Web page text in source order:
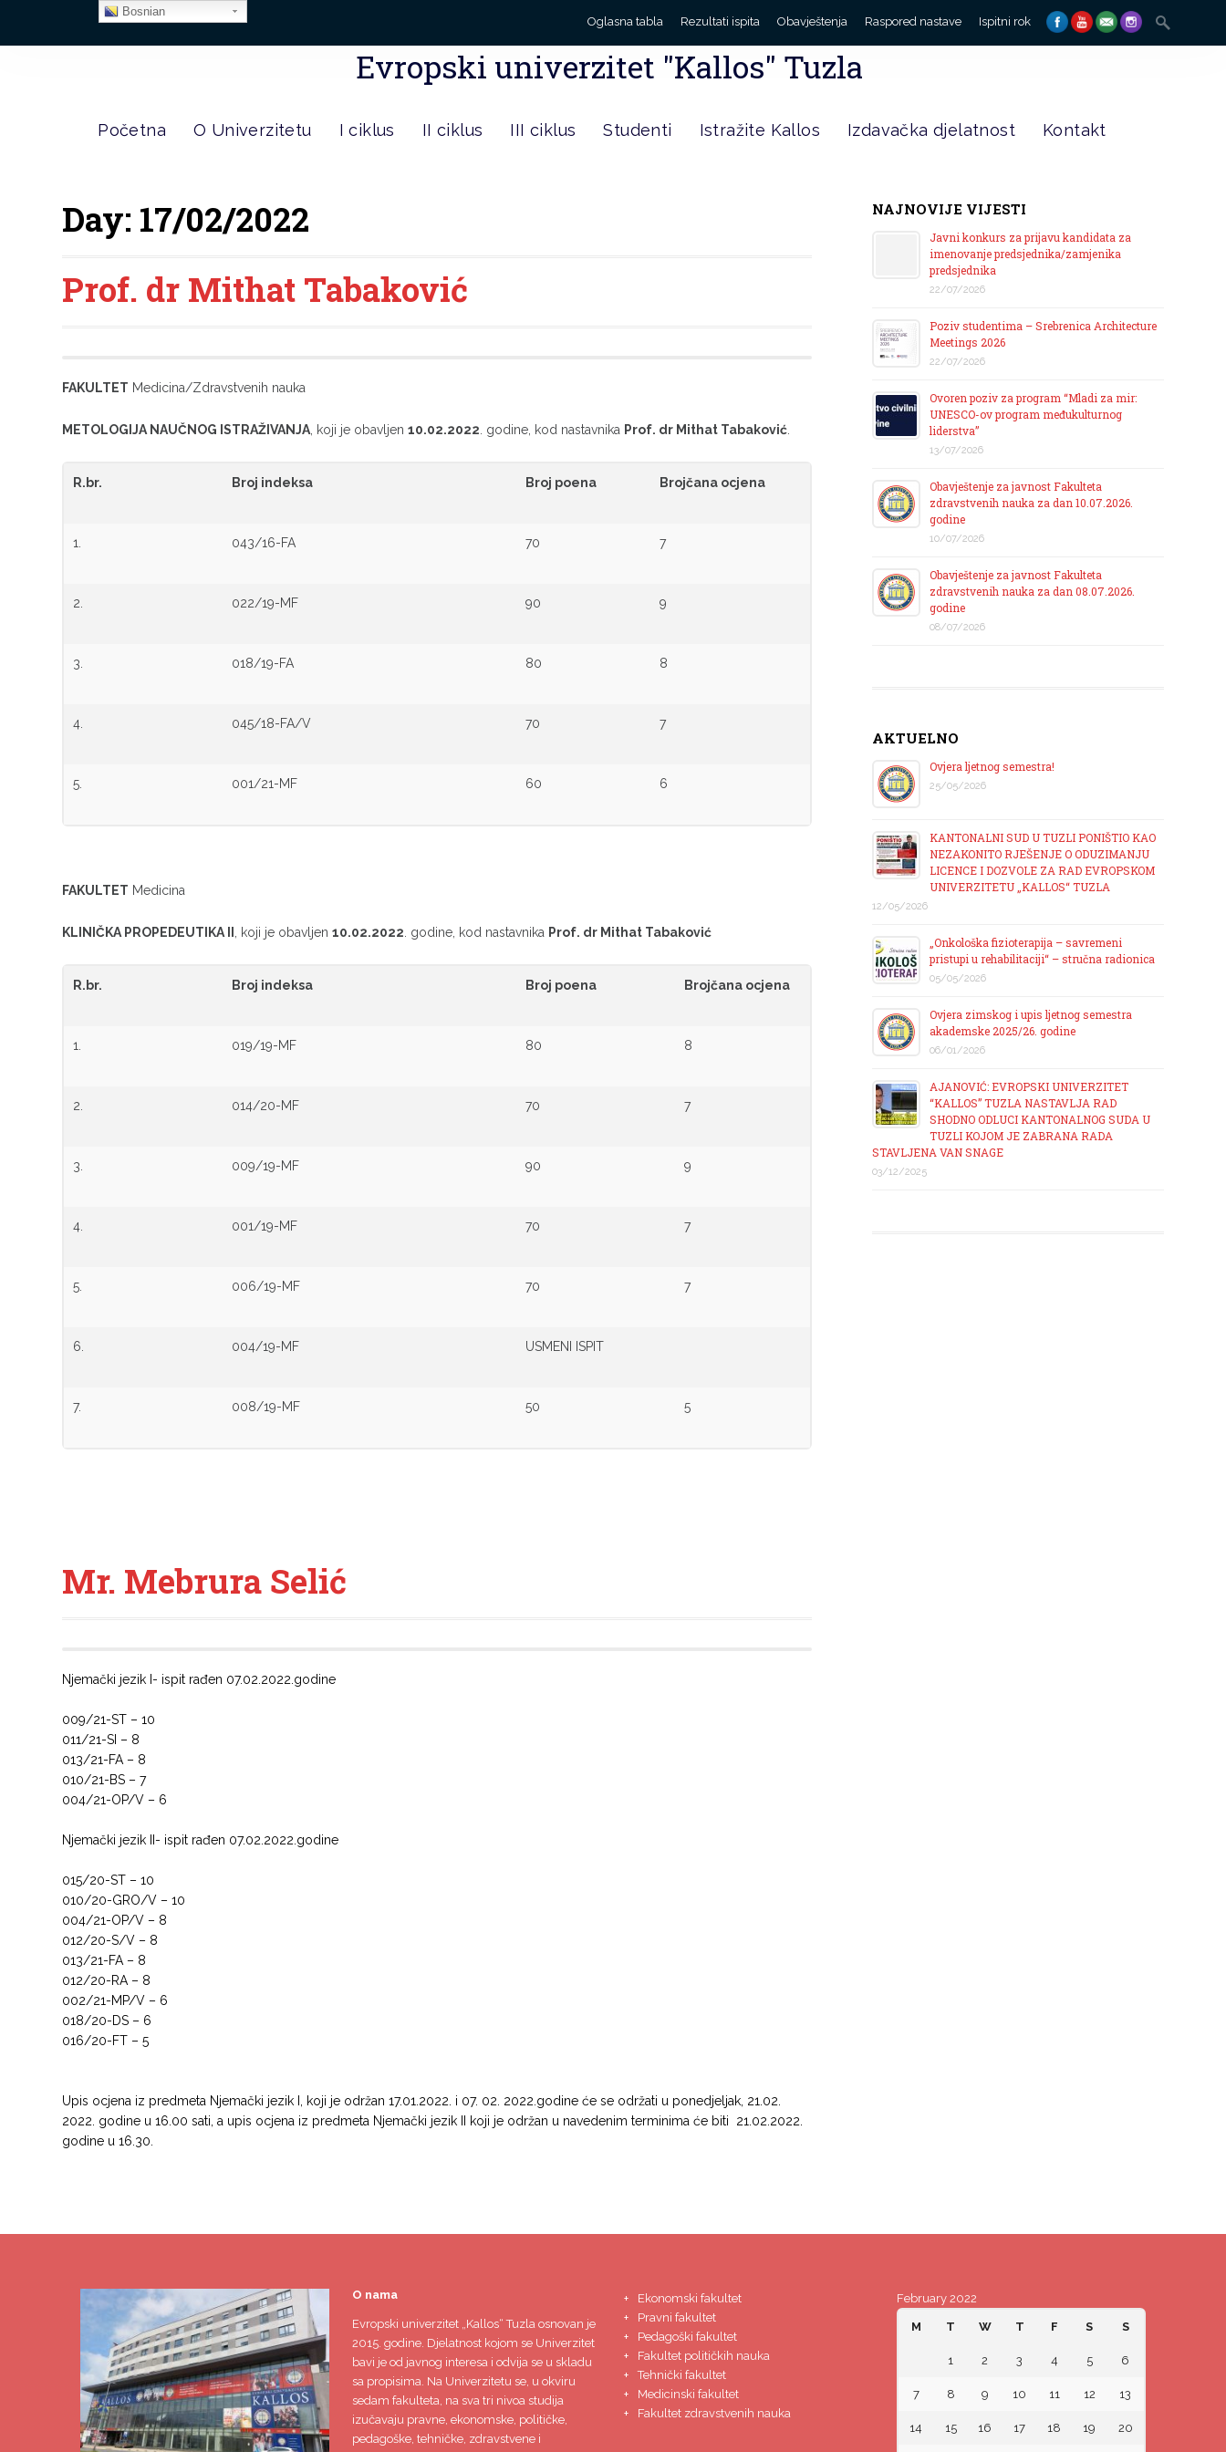
Oglasna tabla Rezultati ispita Obavještenja Raspored nastave Ispitni rok
Search
for:
Evropski univerzitet "Kallos" Tuzla
Početna O Univerzitetu I ciklus II ciklus III ciklus Studenti Istražite Kallos Izdavačka djelatnost Kontakt
Day: 17/02/2022
Prof. dr Mithat Tabaković
FAKULTET Medicina/Zdravstvenih nauka
METOLOGIJA NAUČNOG ISTRAŽIVANJA , koji je obavljen10.02.2022 . godine, kod nastavnika Prof. dr Mithat Tabaković
R.br. Broj indeksa Broj poena Brojčana ocjena
1. 043/16-FA 70 7
2. 022/19-MF 90 9
3. 018/19-FA 80 8
4. 045/18-FA/V 70 7
5. 001/21-MF 60 6
FAKULTET Medicina
KLINIČKA PROPEDEUTIKA II , koji je obavljen10.02.2022 . godine, kod nastavnika Prof. dr Mithat Tabaković
R.br. Broj indeksa Broj poena Brojčana ocjena
1. 019/19-MF 80 8
2. 014/20-MF 70 7
3. 009/19-MF 90 9
4. 001/19-MF 70 7
5. 006/19-MF 70 7
6. 004/19-MF USMENI ISPIT
7. 008/19-MF 50 5
Mr. Mebrura Selić
Njemački jezik I- ispit rađen 07.02.2022.godine
009/21-ST – 10
011/21-SI – 8
013/21-FA – 8
010/21-BS – 7
004/21-OP/V – 6
Njemački jezik II- ispit rađen 07.02.2022.godine
015/20-ST – 10
010/20-GRO/V – 10
004/21-OP/V – 8
012/20-S/V – 8
013/21-FA – 8
012/20-RA – 8
002/21-MP/V – 6
018/20-DS – 6
016/20-FT – 5
Upis ocjena iz predmeta Njemački jezik I, koji je održan 17.01.2022. i 07. 02. 2022.godine će se održati u ponedjeljak, 21.02.
2022. godine u 16.00 sati, a upis ocjena iz predmeta Njemački jezik II koji je održan u navedenim terminima će biti 21.02.2022.
godine u 16.30.
NAJNOVIJE VIJESTI
Javni konkurs za prijavu kandidata za
imenovanje predsjednika/zamjenika
predsjednika
22/07/2026
Poziv studentima – Srebrenica Architecture
Meetings 2026
22/07/2026
Ovoren poziv za program “Mladi za mir:
UNESCO-ov program međukulturnog
liderstva”
13/07/2026
Obavještenje za javnost Fakulteta
zdravstvenih nauka za dan 10.07.2026.
godine
10/07/2026
Obavještenje za javnost Fakulteta
zdravstvenih nauka za dan 08.07.2026.
godine
08/07/2026
AKTUELNO
Ovjera ljetnog semestra!
25/05/2026
KANTONALNI SUD U TUZLI PONIŠTIO KAO
NEZAKONITO RJEŠENJE O ODUZIMANJU
LICENCE I DOZVOLE ZA RAD EVROPSKOM
UNIVERZITETU „KALLOS“ TUZLA
12/05/2026
„Onkološka fizioterapija – savremeni
pristupi u rehabilitaciji“ – stručna radionica
05/05/2026
Ovjera zimskog i upis ljetnog semestra
akademske 2025/26. godine
06/01/2026
AJANOVIĆ: EVROPSKI UNIVERZITET
“KALLOS” TUZLA NASTAVLJA RAD
SHODNO ODLUCI KANTONALNOG SUDA U
TUZLI KOJOM JE ZABRANA RADA
STAVLJENA VAN SNAGE
03/12/2025
O nama
Evropski univerzitet „Kallos“ Tuzlaosnovan je
2015. godine. Djelatnost kojom se Univerzitet
bavi je od javnog interesa i odvija se u skladu
sa propisima. Na Univerzitetu se, u okviru
sedam fakulteta, na sva tri nivoa studija
izučavaju pravne, ekonomske, političke,
pedagoške, tehničke, zdravstvene i
Ekonomski fakultet
Pravni fakultet
Pedagoški fakultet
Fakultet političkih nauka
Tehnički fakultet
Medicinski fakultet
Fakultet zdravstvenih nauka
February 2022
M T W T F S S
1 2 3 4 5 6
7 8 9 10 11 12 13
14 15 16 17 18 19 20
Bosnian